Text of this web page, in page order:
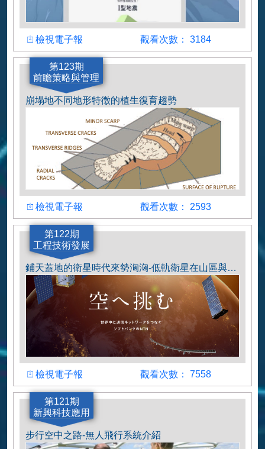
黃偉宸
檢視檢視電子報 觀看人數
觀看次數： 3184
第123期
前瞻策略與管理
作者
葉雯婷
崩塌地不同地形特徵的植生復育趨勢
檢視檢視電子報 觀看人數
觀看次數： 2593
第122期
工程技術發展
作者
李哲宇
鋪天蓋地的衛星時代來勢洶洶-低軌衛星在山區與水土保持工作的驚奇應用
檢視檢視電子報 觀看人數
觀看次數： 7558
第121期
新興科技應用
步行空中之路-無人飛行系統介紹